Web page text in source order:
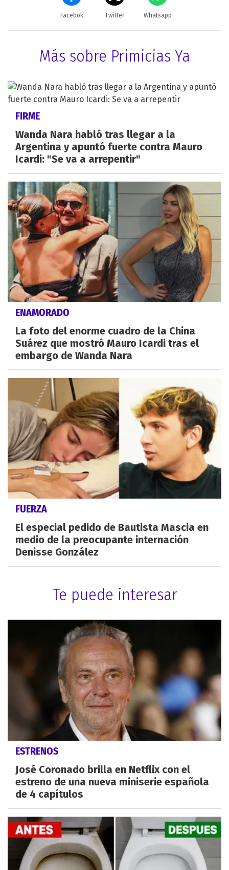
Facebok Twitter Whatsapp
Más sobre Primicias Ya
FIRME
Wanda Nara habló tras llegar a la
Argentina y apuntó fuerte contra Mauro
Icardi: "Se va a arrepentir"
ENAMORADO
La foto del enorme cuadro de la China
Suárez que mostró Mauro Icardi tras el
embargo de Wanda Nara
FUERZA
El especial pedido de Bautista Mascia en
medio de la preocupante internación
Denisse González
Te puede interesar
ESTRENOS
José Coronado brilla en Netflix con el
estreno de una nueva miniserie española
de 4 capítulos